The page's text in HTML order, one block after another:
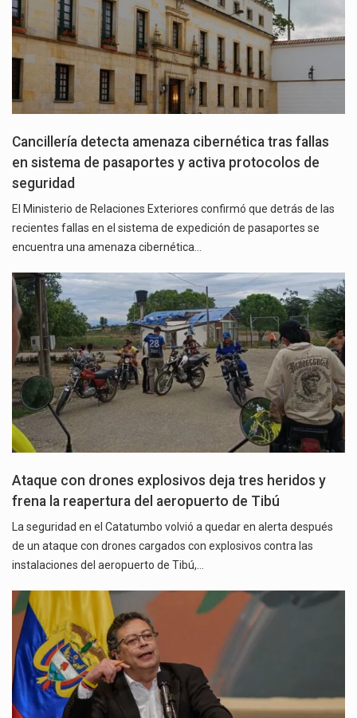
Cancillería detecta amenaza cibernética tras fallas
en sistema de pasaportes y activa protocolos de
seguridad
El Ministerio de Relaciones Exteriores confirmó que detrás de las
recientes fallas en el sistema de expedición de pasaportes se
encuentra una amenaza cibernética…
Ataque con drones explosivos deja tres heridos y
frena la reapertura del aeropuerto de Tibú
La seguridad en el Catatumbo volvió a quedar en alerta después
de un ataque con drones cargados con explosivos contra las
instalaciones del aeropuerto de Tibú,…